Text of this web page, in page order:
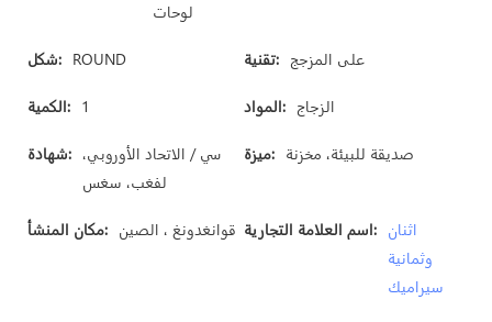
لوحات
شكل: ROUND تقنية: على المزجج
الكمية: 1 المواد: الزجاج
شهادة: سي / الاتحاد الأوروبي،
لفغب، سغس
ميزة: صديقة للبيئة، مخزنة
مكان المنشأ: قوانغدونغ ، الصين اسم العلامة التجارية: اثنان
وثمانية
سيراميك